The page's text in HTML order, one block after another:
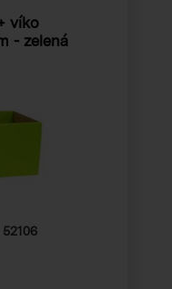
víko
- zelená
52106